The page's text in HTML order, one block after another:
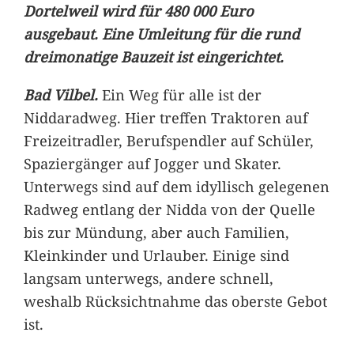
Dortelweil wird für 480 000 Euro
ausgebaut. Eine Umleitung für die rund
dreimonatige Bauzeit ist eingerichtet.
Bad Vilbel. Ein Weg für alle ist der
Niddaradweg. Hier treffen Traktoren auf
Freizeitradler, Berufspendler auf Schüler,
Spaziergänger auf Jogger und Skater.
Unterwegs sind auf dem idyllisch gelegenen
Radweg entlang der Nidda von der Quelle
bis zur Mündung, aber auch Familien,
Kleinkinder und Urlauber. Einige sind
langsam unterwegs, andere schnell,
weshalb Rücksichtnahme das oberste Gebot
ist.